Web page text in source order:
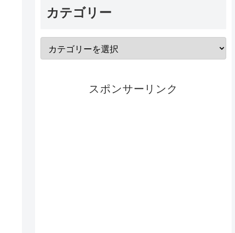
カテゴリー
スポンサーリンク